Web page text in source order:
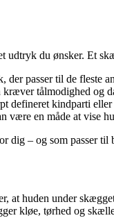
du ønsker. Et
der passer til de
tålmodighed og
defineret kindparti
være en måde at vise
dig – og som passer til
at huden under
kløe, tørhed og